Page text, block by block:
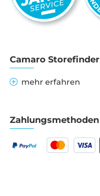
Camaro Storefinder
mehr erfahren
Zahlungsmethoden